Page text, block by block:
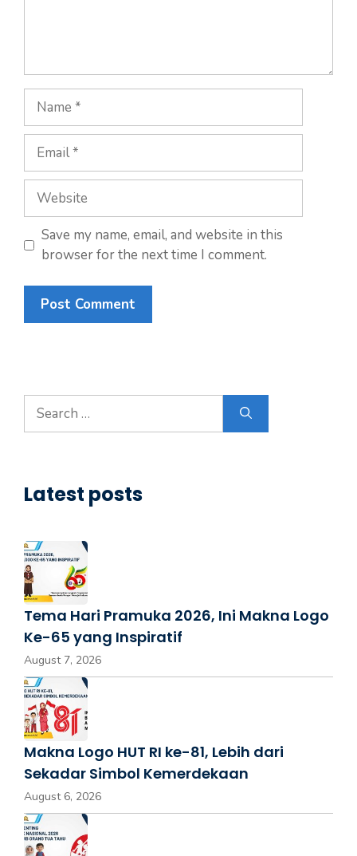
Name
Email
Website
Save my name, email, and website in this
browser for the next time I comment.
Search
for:
Latest posts
Tema Hari Pramuka 2026, Ini Makna Logo
Ke-65 yang Inspiratif
August 7, 2026
Makna Logo HUT RI ke-81, Lebih dari
Sekadar Simbol Kemerdekaan
August 6, 2026